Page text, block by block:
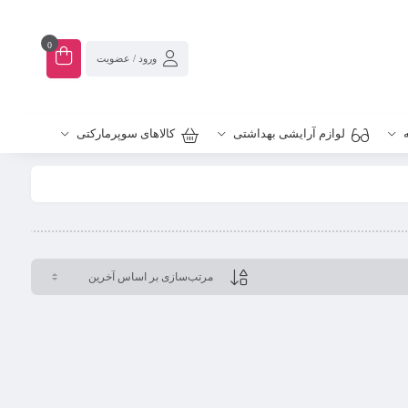
ورود / عضویت
0
لوازم آرایشی بهداشتی کالاهای سوپرمارکتی